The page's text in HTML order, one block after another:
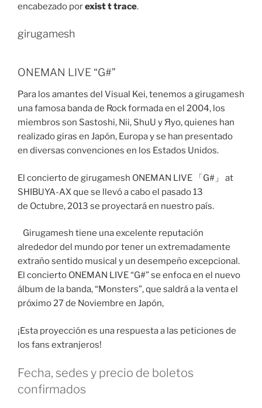
encabezado porexist t trace.
girugamesh
ONEMAN LIVE “G#”
Para los amantes del Visual Kei, tenemos a girugamesh
una famosa banda de Rock formada en el 2004, los
miembros son Sastoshi, Nii, ShuU y Яyo, quienes han
realizado giras en Japón, Europa y se han presentado
en diversas convenciones en los Estados Unidos.
El concierto de girugamesh ONEMAN LIVE 「G#」 at
SHIBUYA-AX que se llevó a cabo el pasado 13
de Octubre, 2013 se proyectará en nuestro país.
Girugamesh tiene una excelente reputación
alrededor del mundo por tener un extremadamente
extraño sentido musical y un desempeño excepcional.
El concierto ONEMAN LIVE “G#” se enfoca en el nuevo
álbum de la banda, “Monsters”, que saldrá a la venta el
próximo 27 de Noviembre en Japón,
¡Esta proyección es una respuesta a las peticiones de
los fans extranjeros!
Fecha, sedes y precio de boletos
confirmados